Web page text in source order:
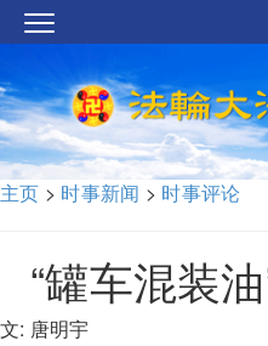
主页 > 时事新闻 > 时事评论
“罐车混装
文: 唐明宇